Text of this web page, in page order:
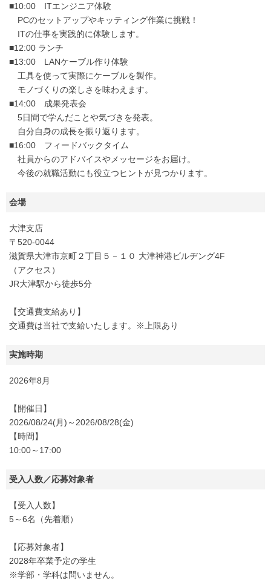
■10:00 ITエンジニア体験
PCのセットアップやキッティング作業に挑戦！
ITの仕事を実践的に体験します。
■12:00 ランチ
■13:00 LANケーブル作り体験
工具を使って実際にケーブルを製作。
モノづくりの楽しさを味わえます。
■14:00 成果発表会
5日間で学んだことや気づきを発表。
自分自身の成長を振り返ります。
■16:00 フィードバックタイム
社員からのアドバイスやメッセージをお届け。
今後の就職活動にも役立つヒントが見つかります。
会場
大津支店
〒520-0044
滋賀県大津市京町２丁目５－１０ 大津神港ビルヂング4F
（アクセス）
JR大津駅から徒歩5分
【交通費支給あり】
交通費は当社で支給いたします。※上限あり
実施時期
2026年8月
【開催日】
2026/08/24(月)～2026/08/28(金)
【時間】
10:00～17:00
受入人数／応募対象者
【受入人数】
5～6名（先着順）
【応募対象者】
2028年卒業予定の学生
※学部・学科は問いません。